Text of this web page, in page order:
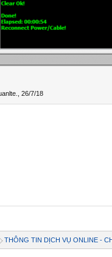
26/7/18
THÔNG TIN DỊCH VỤ ONLINE -